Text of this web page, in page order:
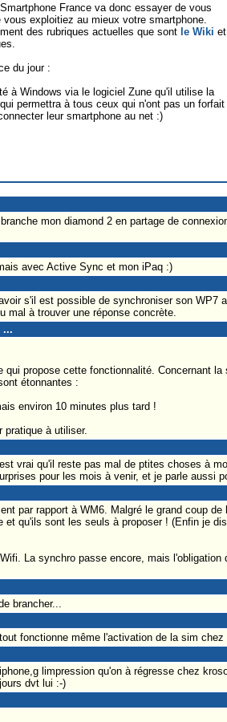
France va donc essayer de vous
exploitiez au mieux votre smartphone.
des rubriques actuelles que sont le Wiki et
du jour :
à Windows via le logiciel Zune qu'il utilise la
permettra à tous ceux qui n'ont pas un forfait
leur smartphone au net :)
mon diamond 2 en partage de
avec Active Sync et mon iPaq :)
s'il est possible de synchroniser son WP7
mal à trouver une réponse concrète.
...
propose cette fonctionnalité. Concernant
étonnantes :
environ 10 minutes plus tard !
à utiliser.
vrai qu'il reste pas mal de ptites choses à
pour les mois à venir, et je parle aussi
par rapport à WM6. Malgré le grand coup
qu'ils sont les seuls à proposer ! (Enfin je
La synchro passe encore, mais l'obligation
brancher...
fonctionne même l'activation de la sim chez
limpression qu'on à régresse chez
dvt lui :-)